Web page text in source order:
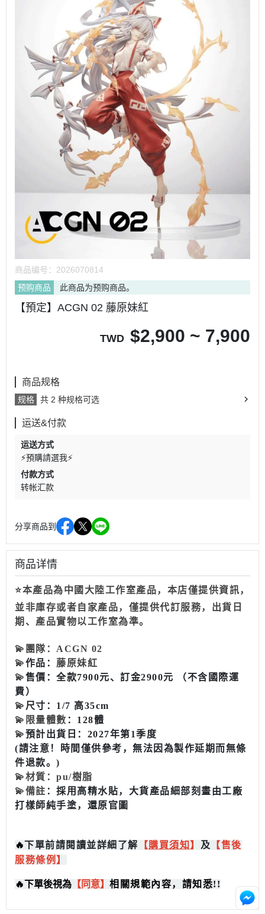
商品编号： 2026070814
预购商品
此商品为预购商品。
【預定】ACGN 02 藤原妹紅
TWD $2,900 ~ 7,900
商品规格
规格 共 2 种规格可选
运送&付款
运送方式
⚡預購請選我⚡
付款方式
转帐汇款
分享商品到
商品详情
⭐本產品為中國大陸工作室產品，本店僅提供資訊，
並非庫存或者自家產品，僅提供代訂服務，出貨日
期、產品實物以工作室為準。
💫 團隊：ACGN 02
💫作品： 藤原妹紅
💫售價：全款7900元、訂金2900元 （不含國際運
費）
💫 尺寸：1/7 高35cm
💫 限量體數 ：128體
💫預計出貨日：2027年第1季度
(請注意！時間僅供參考，無法因為製作延期而無條
件退款。)
💫材質：pu/樹脂
💫備註 ：採用高精水貼，大貨產品細部刻畫由工廠
打樣師純手塗，還原官圖
🔥下單前請閱讀並詳細了解 【購買須知 】 及
【售後
服務條例】
🔥下單後視為 【同意】 相關規範內容，請知悉!!